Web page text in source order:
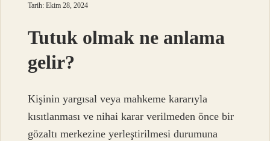
Tarih: Ekim 28, 2024
Tutuk olmak ne anlama
gelir?
Kişinin yargısal veya mahkeme kararıyla
kısıtlanması ve nihai karar verilmeden önce bir
gözaltı merkezine yerleştirilmesi durumuna